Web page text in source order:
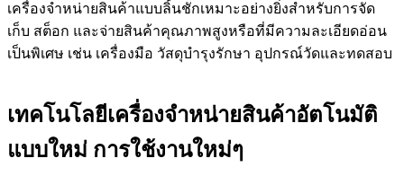
เครื่องจำหน่ายสินค้าแบบลิ้นชักเหมาะอย่างยิ่งสำหรับการจัด
เก็บ สต็อก และจ่ายสินค้าคุณภาพสูงหรือที่มีความละเอียดอ่อน
เป็นพิเศษ เช่น เครื่องมือ วัสดุบำรุงรักษา อุปกรณ์วัดและทดสอบ
เทคโนโลยีเครื่องจำหน่ายสินค้าอัตโนมัติ
แบบใหม่ การใช้งานใหม่ๆ